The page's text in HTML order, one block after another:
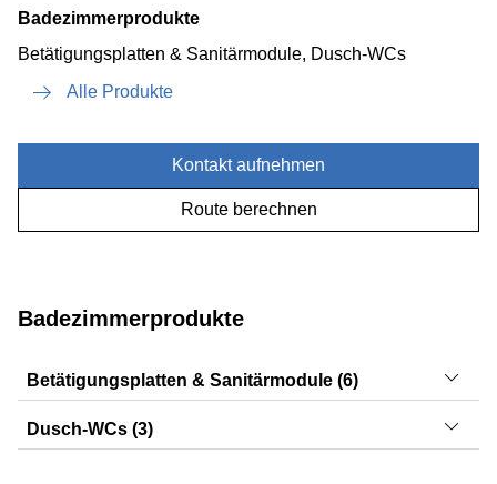
Badezimmerprodukte
Betätigungsplatten & Sanitärmodule, Dusch-WCs
Alle Produkte
Kontakt aufnehmen
Route berechnen
Badezimmerprodukte
Betätigungsplatten & Sanitärmodule (6)
Sigma20, Monolith, Sigma30, Sigma50, Sigma70,
Sigma01
Dusch-WCs (3)